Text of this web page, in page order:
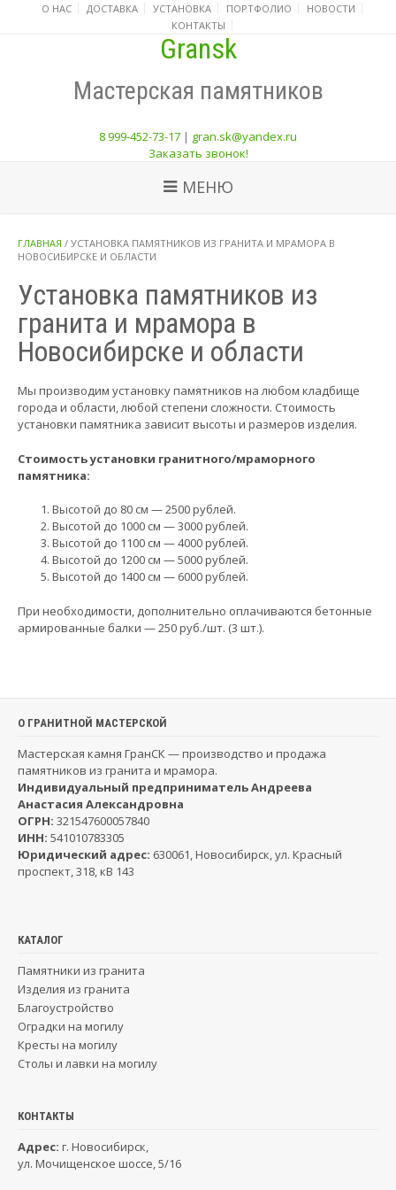
О НАС ДОСТАВКА УСТАНОВКА ПОРТФОЛИО
НОВОСТИ
КОНТАКТЫ
Gransk
Мастерская памятников
8 999-452-73-17 | gran.sk@yandex.ru
Заказать звонок!
МЕНЮ
ГЛАВНАЯ / УСТАНОВКА ПАМЯТНИКОВ ИЗ ГРАНИТА И МРАМОРА В
НОВОСИБИРСКЕ И ОБЛАСТИ
Установка памятников из
гранита и мрамора в
Новосибирске и области
Мы производим установку памятников на любом кладбище
города и области, любой степени сложности. Стоимость
установки памятника зависит высоты и размеров изделия.
Стоимость установки гранитного/мраморного
памятника:
Высотой до 80 см — 2500 рублей.
Высотой до 1000 см — 3000 рублей.
Высотой до 1100 см — 4000 рублей.
Высотой до 1200 см — 5000 рублей.
Высотой до 1400 см — 6000 рублей.
При необходимости, дополнительно оплачиваются бетонные
армированные балки — 250 руб./шт. (3 шт.).
О ГРАНИТНОЙ МАСТЕРСКОЙ
Мастерская камня ГранСК — производство и продажа
памятников из гранита и мрамора.
Индивидуальный предприниматель Андреева
Анастасия Александровна
ОГРН: 321547600057840
ИНН: 541010783305
Юридический адрес: 630061, Новосибирск, ул. Красный
проспект, 318, кВ 143
КАТАЛОГ
Памятники из гранита
Изделия из гранита
Благоустройство
Оградки на могилу
Кресты на могилу
Столы и лавки на могилу
КОНТАКТЫ
Адрес: г. Новосибирск,
ул. Мочищенское шоссе, 5/16